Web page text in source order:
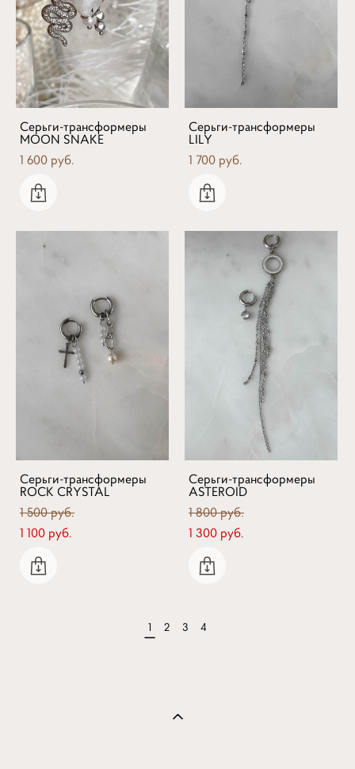
Серьги-трансформеры
MOON SNAKE
1 600 pуб.
Серьги-трансформеры
LILY
1 700 pуб.
Серьги-трансформеры
ROCK CRYSTAL
1 500 pуб.
1 100 pуб.
Серьги-трансформеры
ASTEROID
1 800 pуб.
1 300 pуб.
1 2 3 4